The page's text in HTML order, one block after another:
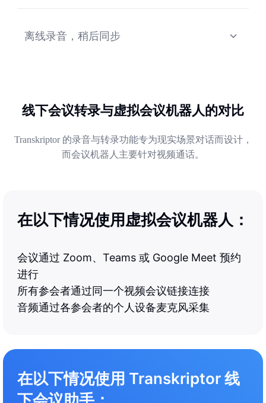
关转录内容的任何问题。
离线录音，稍后同步
线下会议转录与虚拟会议机器人的对比
Transkriptor 的录音与转录功能专为现实场景对话而设计，
而会议机器人主要针对视频通话。
在以下情况使用虚拟会议机器人：
会议通过 Zoom、Teams 或 Google Meet 预约
进行
所有参会者通过同一个视频会议链接连接
音频通过各参会者的个人设备麦克风采集
在以下情况使用 Transkriptor 线